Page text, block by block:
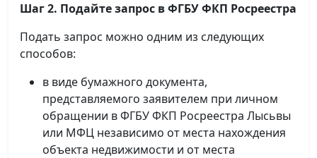
Шаг 2. Подайте запрос в ФГБУ ФКП Росреестра
Подать запрос можно одним из следующих
способов:
в виде бумажного документа,
представляемого заявителем при личном
обращении в ФГБУ ФКП Росреестра Лысьвы
или МФЦ независимо от места нахождения
объекта недвижимости и от места